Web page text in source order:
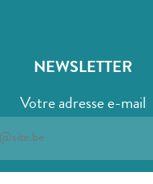
NEWSLETTER
Votre adresse e-mail